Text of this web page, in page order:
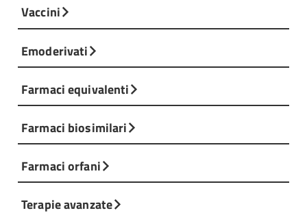
Vaccini
Emoderivati
Farmaci equivalenti
Farmaci biosimilari
Farmaci orfani
Terapie avanzate